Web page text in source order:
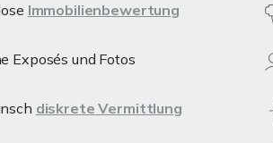
Immobilienbewertung
Exposés und Fotos
diskrete Vermittlung